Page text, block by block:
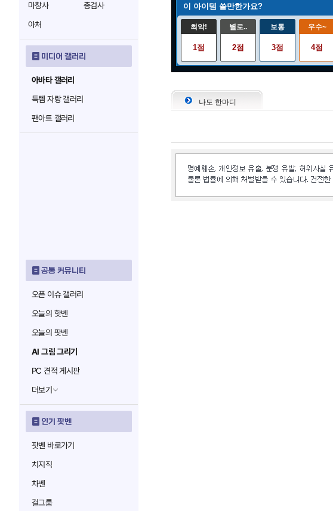
마창사
총검사
아처
미디어 갤러리
아바타 갤러리
득템 자랑 갤러리
팬아트 갤러리
공통 커뮤니티
오픈 이슈 갤러리
오늘의 핫벤
오늘의 팟벤
AI 그림 그리기
PC 견적 게시판
더보기
인기 팟벤
팟벤 바로가기
치지직
차벤
걸그룹
이 아이템 쓸만한가요?
최악!
1점
별로..
2점
보통
3점
우수~
4점
나도 한마디